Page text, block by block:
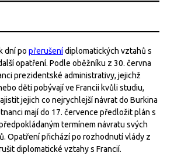
dní po přerušenídiplomatických vztahů s
opatření. Podle oběžníku z 30. června
prezidentské administrativy, jejichž
děti pobývají ve Francii kvůli studiu,
jejich co nejrychlejší návrat do Burkina
mají do 17. července předložit plán s
termínem návratu svých
Opatření přichází po rozhodnutí vlády z
diplomatické vztahy s Francií.